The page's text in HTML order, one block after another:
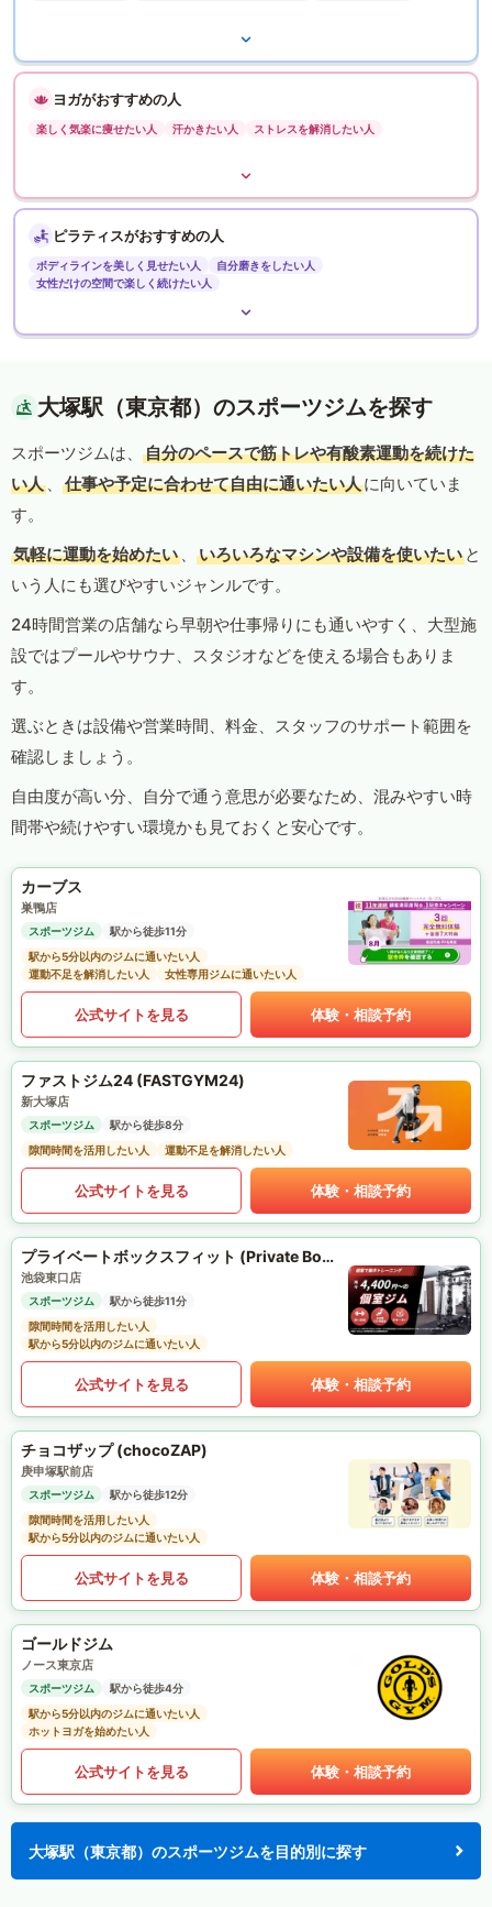
ヨガがおすすめの人
楽しく気楽に痩せたい人 汗かきたい人 ストレスを解消したい人
ピラティスがおすすめの人
ボディラインを美しく見せたい人
自分磨きをしたい人
女性だけの空間で楽しく続けたい人
大塚駅（東京都）のスポーツジムを探す
スポーツジムは、
自分のペースで筋トレや有酸素運動を続けた
い人 、 仕事や予定に合わせて自由に通いたい人に向いていま
す。
気軽に運動を始めたい 、 いろいろなマシンや設備を使いたい と
いう人にも選びやすいジャンルです。
24時間営業の店舗なら早朝や仕事帰りにも通いやすく、大型施
設ではプールやサウナ、スタジオなどを使える場合もありま
す。
選ぶときは設備や営業時間、料金、スタッフのサポート範囲を
確認しましょう。
自由度が高い分、自分で通う意思が必要なため、混みやすい時
間帯や続けやすい環境かも見ておくと安心です。
カーブス
巣鴨店
スポーツジム
駅から徒歩11分
駅から5分以内のジムに通いたい人
運動不足を解消したい人
女性専用ジムに通いたい人
公式サイトを見る 体験・相談予約
ファストジム24 (FASTGYM24)
新大塚店
スポーツジム
駅から徒歩8分
隙間時間を活用したい人
運動不足を解消したい人
公式サイトを見る 体験・相談予約
プライベートボックスフィット (Private Box Fit)
池袋東口店
スポーツジム
駅から徒歩11分
隙間時間を活用したい人
駅から5分以内のジムに通いたい人
公式サイトを見る 体験・相談予約
チョコザップ (chocoZAP)
庚申塚駅前店
スポーツジム
駅から徒歩12分
隙間時間を活用したい人
駅から5分以内のジムに通いたい人
公式サイトを見る 体験・相談予約
ゴールドジム
ノース東京店
スポーツジム
駅から徒歩4分
駅から5分以内のジムに通いたい人
ホットヨガを始めたい人
公式サイトを見る 体験・相談予約
大塚駅（東京都）のスポーツジムを目的別に探す